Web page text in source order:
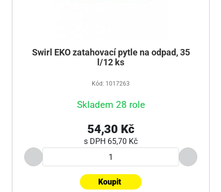
Swirl EKO zatahovací pytle na odpad, 35
l/12 ks
Kód: 1017263
Skladem 28 role
54,30 Kč
s DPH 65,70 Kč
Koupit